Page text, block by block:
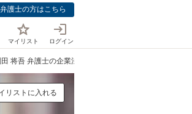
弁護士の方はこちら
マイリスト ログイン
田 将吾 弁護士の企業法務での強み
リストに入れる